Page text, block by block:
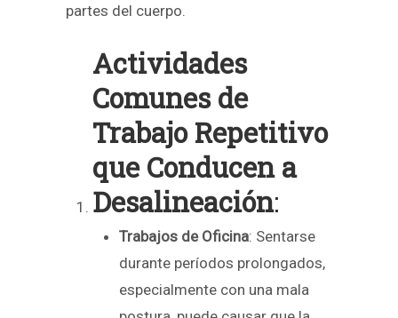
partes del cuerpo.
Actividades
Comunes de
Trabajo Repetitivo
que Conducen a
Desalineación:
Trabajos de Oficina: Sentarse
durante períodos prolongados,
especialmente con una mala